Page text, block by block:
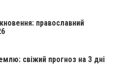
православний
свіжий прогноз на 3 дні